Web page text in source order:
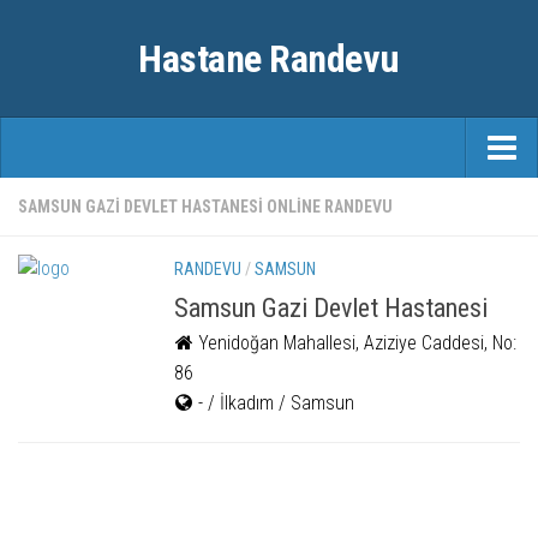
Hastane Randevu
ANASAYFA
RANDEVU
SAMSUN GAZI DEVLET HASTANESI ONLINE RANDEVU
RANDEVU /SAMSUN
Samsun Gazi Devlet Hastanesi
Yenidoğan Mahallesi, Aziziye Caddesi, No:
86
- / İlkadım / Samsun